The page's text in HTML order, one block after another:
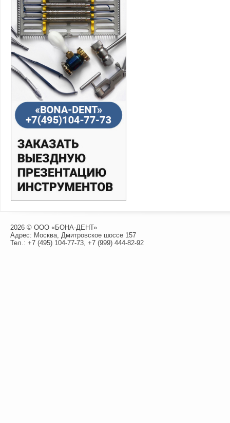
2026 © ООО «БОНА-ДЕНТ»
Адрес: Москва, Дмитровское шоссе 157
Тел.: +7 (495) 104-77-73, +7 (999) 444-82-92